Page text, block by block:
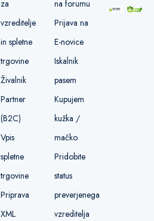
za
vzreditelje
in spletne
trgovine
Živalnik
Partner
(B2C)
Vpis
spletne
trgovine
Priprava
XML
na forumu
Prijava na
E-novice
Iskalnik
pasem
Kupujem
kužka /
mačko
Pridobite
status
preverjenega
vzreditelja